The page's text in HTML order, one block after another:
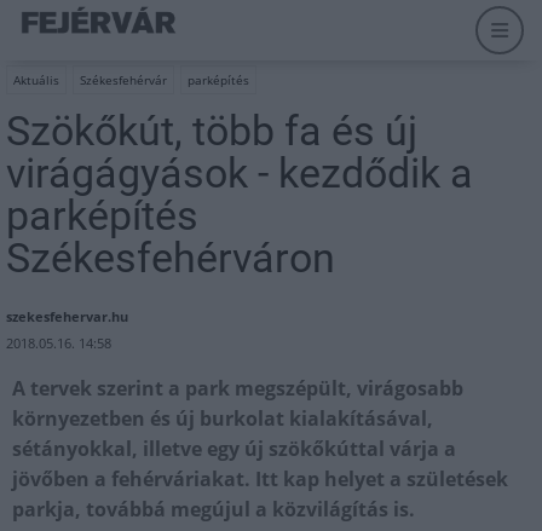
Aktuális Székesfehérvár parképítés
Szökőkút, több fa és új
virágágyások - kezdődik a
parképítés
Székesfehérváron
szekesfehervar.hu
2018.05.16. 14:58
A tervek szerint a park megszépült, virágosabb
környezetben és új burkolat kialakításával,
sétányokkal, illetve egy új szökőkúttal várja a
jövőben a fehérváriakat. Itt kap helyet a születések
parkja, továbbá megújul a közvilágítás is.